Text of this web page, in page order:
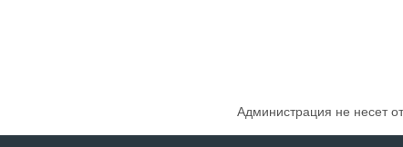
Администрация не несет